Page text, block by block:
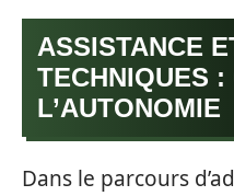
ASSISTANCE
TECHNIQUES :
L’AUTONOMIE
Dans le parcours